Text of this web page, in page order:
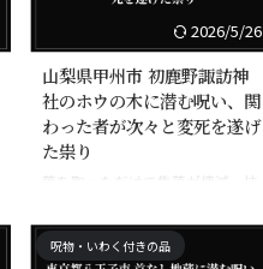
2026/5/26
山梨県甲州市 初鹿野諏訪神
社のホウの木に潜む呪い、関
わった者が次々と変死を遂げ
た祟り
葉を取っただけで集落が壊滅。枝
や変死を遂げた「最強の祟る
木」。
呪物・いわく付きの品